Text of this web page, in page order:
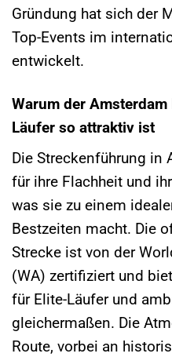
Gründung hat sich der
Top-Events im
entwickelt.
Warum der
Läufer so attraktiv ist
Die Streckenführung in
für ihre Flachheit und
was sie zu einem
Bestzeiten macht. Die
Strecke ist von der
(WA) zertifiziert und
für Elite-Läufer und
gleichermaßen. Die
Route, vorbei an